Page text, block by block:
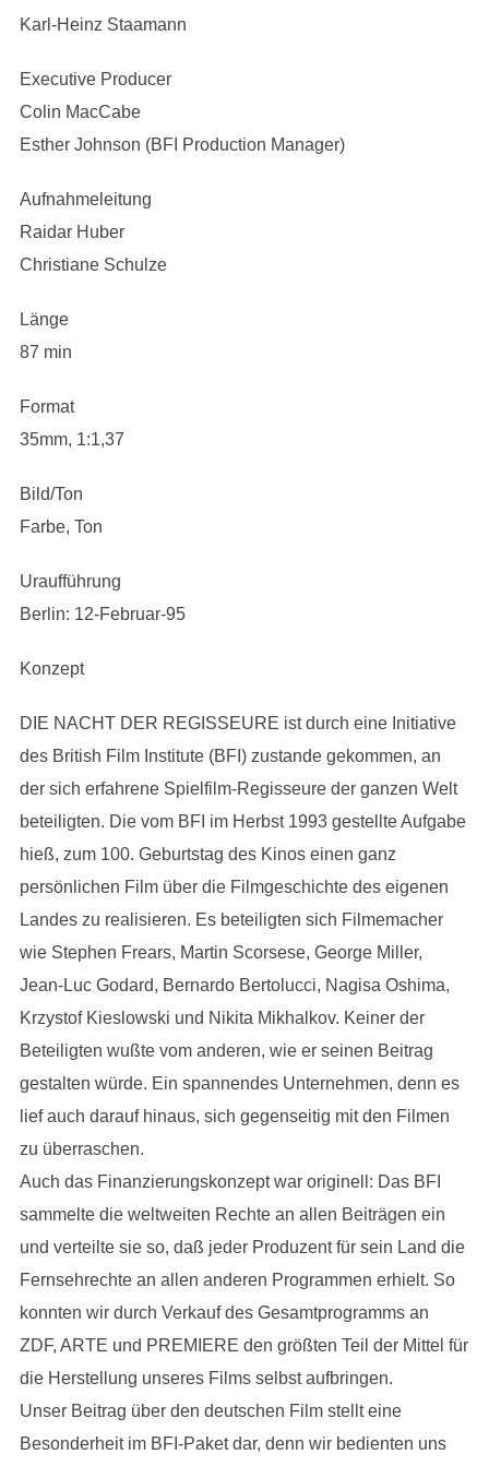
Karl-Heinz Staamann
Executive Producer
Colin MacCabe
Esther Johnson (BFI Production Manager)
Aufnahmeleitung
Raidar Huber
Christiane Schulze
Länge
87 min
Format
35mm, 1:1,37
Bild/Ton
Farbe, Ton
Uraufführung
Berlin: 12-Februar-95
Konzept
DIE NACHT DER REGISSEURE ist durch eine Initiative
des British Film Institute (BFI) zustande gekommen, an
der sich erfahrene Spielfilm-Regisseure der ganzen Welt
beteiligten. Die vom BFI im Herbst 1993 gestellte Aufgabe
hieß, zum 100. Geburtstag des Kinos einen ganz
persönlichen Film über die Filmgeschichte des eigenen
Landes zu realisieren. Es beteiligten sich Filmemacher
wie Stephen Frears, Martin Scorsese, George Miller,
Jean-Luc Godard, Bernardo Bertolucci, Nagisa Oshima,
Krzystof Kieslowski und Nikita Mikhalkov. Keiner der
Beteiligten wußte vom anderen, wie er seinen Beitrag
gestalten würde. Ein spannendes Unternehmen, denn es
lief auch darauf hinaus, sich gegenseitig mit den Filmen
zu überraschen.
Auch das Finanzierungskonzept war originell: Das BFI
sammelte die weltweiten Rechte an allen Beiträgen ein
und verteilte sie so, daß jeder Produzent für sein Land die
Fernsehrechte an allen anderen Programmen erhielt. So
konnten wir durch Verkauf des Gesamtprogramms an
ZDF, ARTE und PREMIERE den größten Teil der Mittel für
die Herstellung unseres Films selbst aufbringen.
Unser Beitrag über den deutschen Film stellt eine
Besonderheit im BFI-Paket dar, denn wir bedienten uns